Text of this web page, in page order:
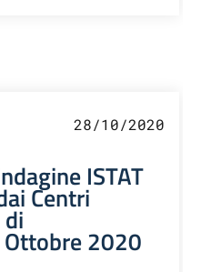
28/10/2020
ISTAT
Centri
2020